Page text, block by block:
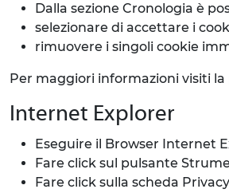
Dalla sezione Cronologia è
selezionare di accettare i
rimuovere i singoli cookie
Per maggiori informazioni visiti
Internet Explorer
Eseguire il Browser Internet
Fare click sul pulsante
Fare click sulla scheda